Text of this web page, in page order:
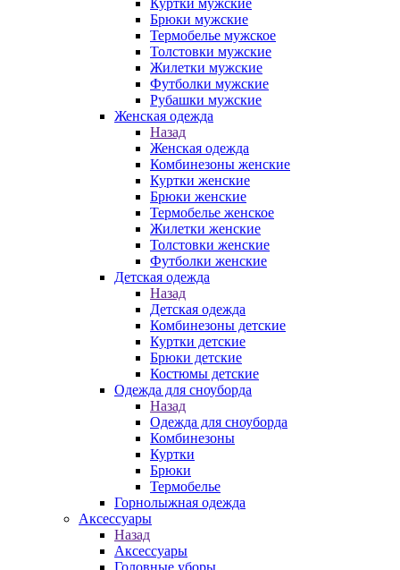
Куртки мужские
Брюки мужские
Термобелье мужское
Толстовки мужские
Жилетки мужские
Футболки мужские
Рубашки мужские
Женская одежда
Назад
Женская одежда
Комбинезоны женские
Куртки женские
Брюки женские
Термобелье женское
Жилетки женские
Толстовки женские
Футболки женские
Детская одежда
Назад
Детская одежда
Комбинезоны детские
Куртки детские
Брюки детские
Костюмы детские
Одежда для сноуборда
Назад
Одежда для сноуборда
Комбинезоны
Куртки
Брюки
Термобелье
Горнолыжная одежда
Аксессуары
Назад
Аксессуары
Головные уборы